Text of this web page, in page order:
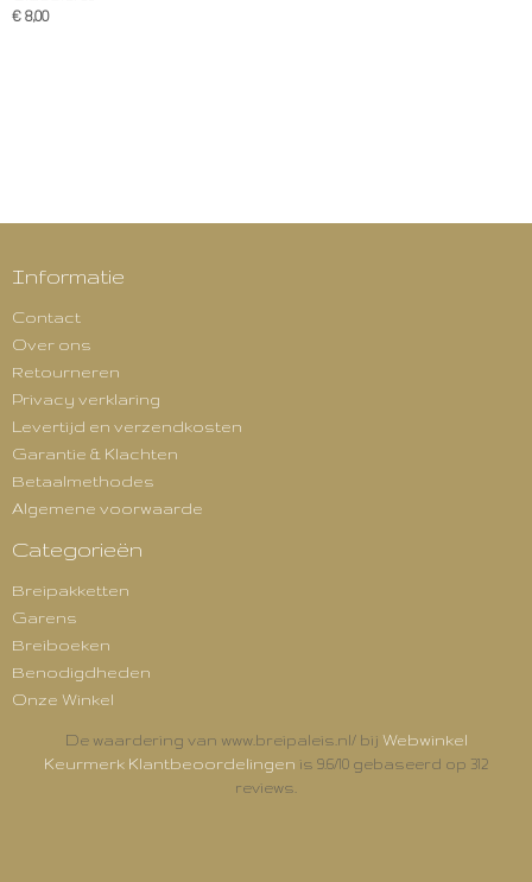
€ 8,00
Informatie
Contact
Over ons
Retourneren
Privacy verklaring
Levertijd en verzendkosten
Garantie & Klachten
Betaalmethodes
Algemene voorwaarde
Categorieën
Breipakketten
Garens
Breiboeken
Benodigdheden
Onze Winkel
De waardering van www.breipaleis.nl/ bij Webwinkel
Keurmerk Klantbeoordelingen is 9.6/10 gebaseerd op 312
reviews.